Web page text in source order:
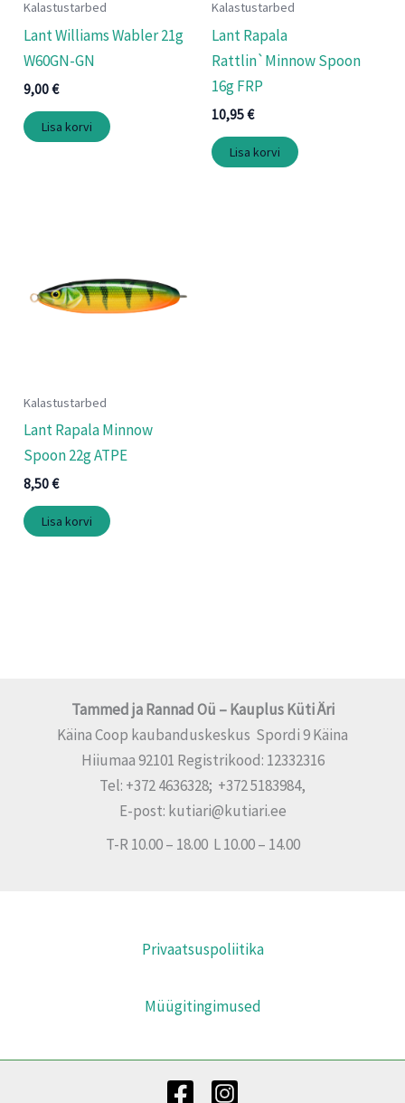
Kalastustarbed
Lant Williams Wabler 21g
W60GN-GN
9,00€
Lisa korvi
Kalastustarbed
Lant Rapala
Rattlin`Minnow Spoon
16g FRP
10,95€
Lisa korvi
Kalastustarbed
Lant Rapala Minnow
Spoon 22g ATPE
8,50€
Lisa korvi
Tammed ja Rannad Oü – Kauplus Küti Äri
Käina Coop kaubanduskeskus Spordi 9 Käina
Hiiumaa 92101 Registrikood: 12332316
Tel: +372 4636328; +372 5183984,
E-post: kutiari@kutiari.ee
T-R 10.00 – 18.00 L 10.00 – 14.00
Privaatsuspoliitika
Müügitingimused